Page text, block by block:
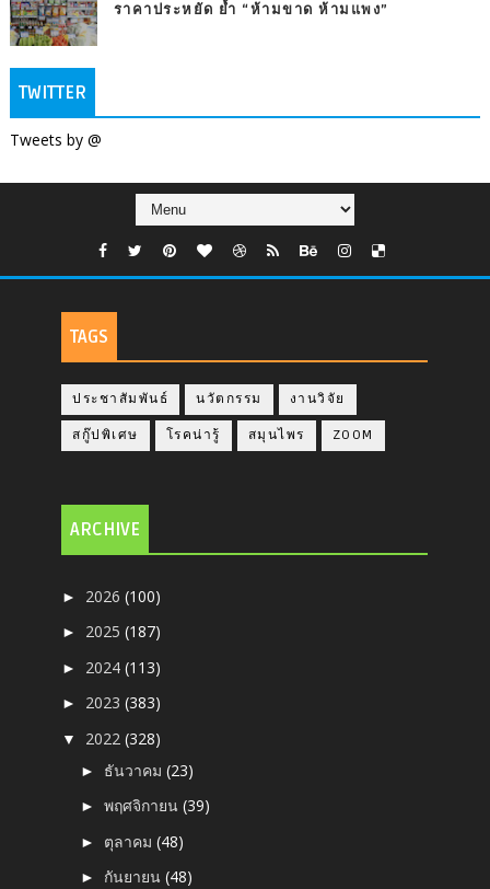
ราคาประหยัด ย้ำ “ห้ามขาด ห้ามแพง”
TWITTER
Tweets by @
TAGS
ประชาสัมพันธ์ นวัตกรรม งานวิจัย
สกู๊ปพิเศษ โรคน่ารู้ สมุนไพร ZOOM
ARCHIVE
► 2026(100)
► 2025(187)
► 2024(113)
► 2023(383)
▼ 2022(328)
► ธันวาคม(23)
►พฤศจิกายน(39)
► ตุลาคม(48)
► กันยายน(48)